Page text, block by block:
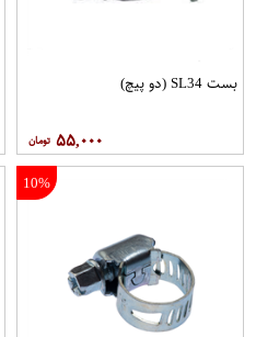
بست SL34 (دو پیچ)
۵۵,۰۰۰
10%